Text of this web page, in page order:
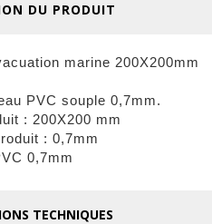
DU PRODUIT
marine 200X200mm
PVC souple 0,7mm.
: 200X200 mm
: 0,7mm
0,7mm
TECHNIQUES